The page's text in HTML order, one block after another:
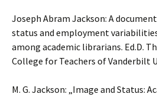
Joseph Abram Jackson: A
status and employment
among academic librarians. Ed.D.
College for Teachers of Vanderbilt
M. G. Jackson: „Image and Status: